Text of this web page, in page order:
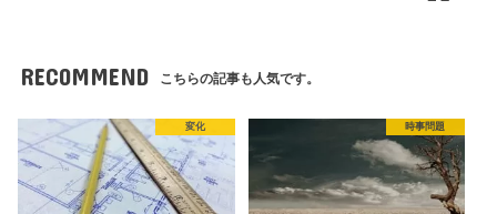
RECOMMEND こちらの記事も人気です。
変化 時事問題